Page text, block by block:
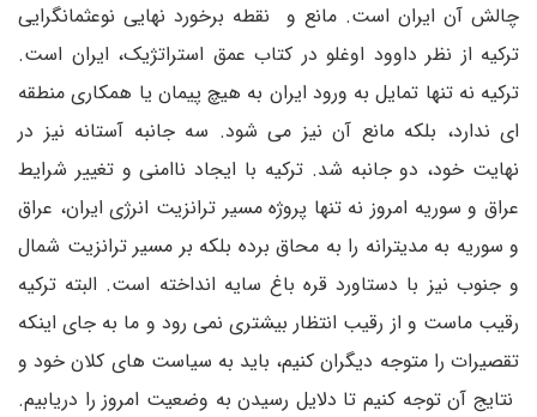
چالش آن ایران است‌‌. مانع و نقطه برخورد نهایی نوعثمانگرایی
ترکیه از نظر داوود اوغلو در کتاب عمق استراتژیک، ایران است.‌
ترکیه نه تنها تمایل به ورود ایران به هیچ پیمان یا همکاری منطقه
ای ندارد، بلکه مانع آن نیز می شود‌. سه جانبه آستانه نیز در
نهایت خود، دو جانبه شد. ترکیه با ایجاد ناامنی و تغییر شرایط
عراق و سوریه امروز نه تنها پروژه مسیر ترانزیت انرژی ایران، عراق
و سوریه به مدیترانه را به محاق برده بلکه بر مسیر ترانزیت شمال
و جنوب نیز با دستاورد قره باغ سایه انداخته است. البته ترکیه
رقیب ماست و از رقیب انتظار بیشتری نمی رود و ما به جای اینکه
تقصیرات را متوجه دیگران کنیم، باید به سیاست های کلان خود و
نتایج آن توجه کنیم تا دلایل رسیدن به وضعیت امروز را دریابیم‌‌.